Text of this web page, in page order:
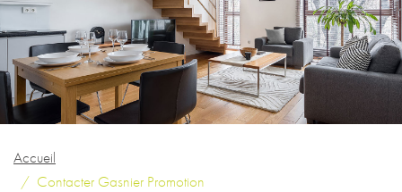
Accueil
Contacter Gasnier Promotion